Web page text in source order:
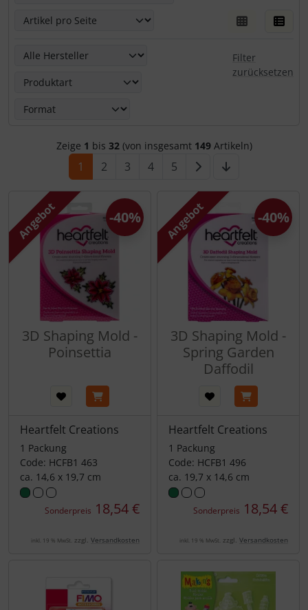
Hier kannst Du die nachfolgenden Artikel nach ihren
Filter
zurücksetzen
Zeige 1 bis 32(von insgesamt 149Artikeln)
1 2 3 4 5
Angebot
3D Shaping Mold -
Poinsettia
Heartfelt Creations
1 Packung
Code: HCFB1 463
ca. 14,6 x 19,7 cm
Sonderpreis 18,54 €
-40%
inkl. 19 % MwSt. zzgl. Versandkosten
Angebot
3D Shaping Mold -
Spring Garden
Daffodil
Heartfelt Creations
1 Packung
Code: HCFB1 496
ca. 19,7 x 14,6 cm
Sonderpreis 18,54 €
-40%
inkl. 19 % MwSt. zzgl. Versandkosten